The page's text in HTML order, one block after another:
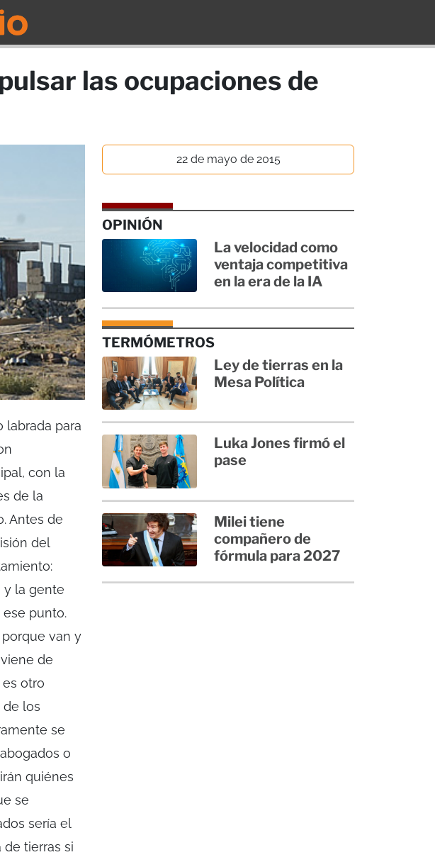
las ocupaciones de
labrada para
con la
de la
Antes de
del
y la gente
punto.
van y
de
otro
de los
se
o
quiénes
se
sería el
tierras si
22 de mayo de 2015
OPINIÓN
La velocidad como
ventaja competitiva
en la era de la IA
TERMÓMETROS
Ley de tierras en la
Mesa Política
Luka Jones firmó el
pase
Milei tiene
compañero de
fórmula para 2027